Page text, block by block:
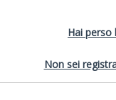
Hai perso
Non sei